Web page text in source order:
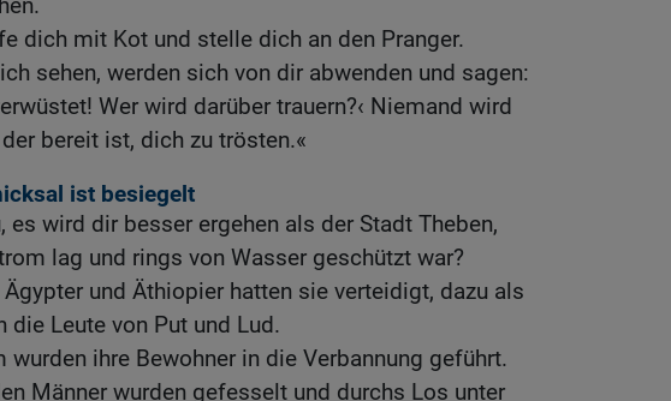
dich mit Kot und stelle dich an den Pranger.
sehen, werden sich von dir abwenden und sagen:
Wer wird darüber trauern?‹ Niemand wird
bereit ist, dich zu trösten.«
ist besiegelt
es wird dir besser ergehen als der Stadt Theben,
lag und rings von Wasser geschützt war?
Ägypter und Äthiopier hatten sie verteidigt, dazu als
die Leute von Put und Lud.
wurden ihre Bewohner in die Verbannung geführt.
Männer wurden gefesselt und durchs Los unter